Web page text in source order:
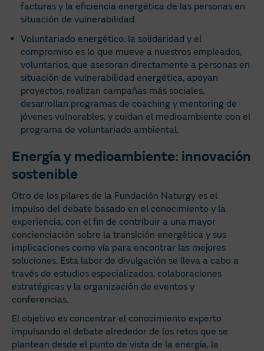
facturas y la eficiencia energética de las personas en
situación de vulnerabilidad.
Voluntariado energético: la solidaridad y el
compromiso es lo que mueve a nuestros empleados,
voluntarios, que asesoran directamente a personas en
situación de vulnerabilidad energética, apoyan
proyectos, realizan campañas más sociales,
desarrollan programas de coaching y mentoring de
jóvenes vulnerables, y cuidan el medioambiente con el
programa de voluntariado ambiental.
Energía y medioambiente: innovación
sostenible
Otro de los pilares de la Fundación Naturgy es el
impulso del debate basado en el conocimiento y la
experiencia, con el fin de contribuir a una mayor
concienciación sobre la transición energética y sus
implicaciones como vía para encontrar las mejores
soluciones. Esta labor de divulgación se lleva a cabo a
través de estudios especializados, colaboraciones
estratégicas y la organización de eventos y
conferencias.
El objetivo es concentrar el conocimiento experto
impulsando el debate alrededor de los retos que se
plantean desde el punto de vista de la energía, la